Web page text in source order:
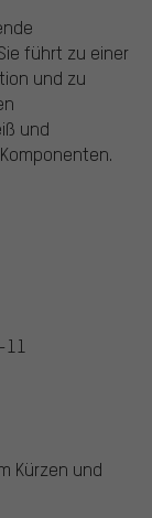
führt zu einer
und zu
und
Kürzen und